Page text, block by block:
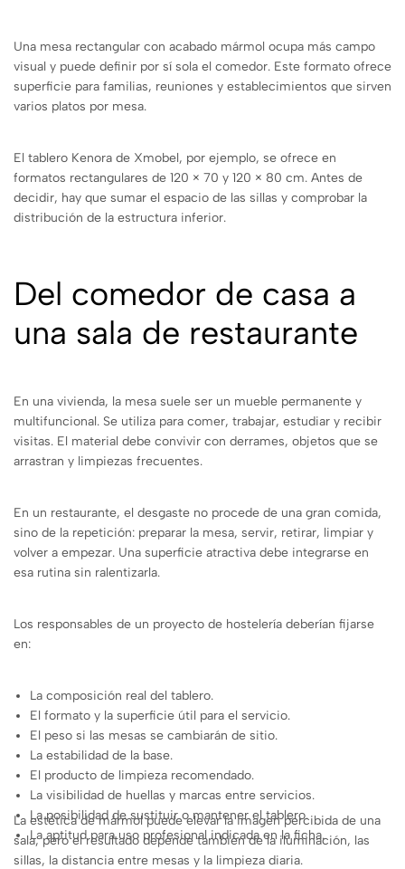
Una mesa rectangular con acabado mármol ocupa más campo
visual y puede definir por sí sola el comedor. Este formato ofrece
superficie para familias, reuniones y establecimientos que sirven
varios platos por mesa.
El tablero Kenora de Xmobel, por ejemplo, se ofrece en
formatos rectangulares de 120 × 70 y 120 × 80 cm. Antes de
decidir, hay que sumar el espacio de las sillas y comprobar la
distribución de la estructura inferior.
Del comedor de casa a
una sala de restaurante
En una vivienda, la mesa suele ser un mueble permanente y
multifuncional. Se utiliza para comer, trabajar, estudiar y recibir
visitas. El material debe convivir con derrames, objetos que se
arrastran y limpiezas frecuentes.
En un restaurante, el desgaste no procede de una gran comida,
sino de la repetición: preparar la mesa, servir, retirar, limpiar y
volver a empezar. Una superficie atractiva debe integrarse en
esa rutina sin ralentizarla.
Los responsables de un proyecto de hostelería deberían fijarse
en:
La composición real del tablero.
El formato y la superficie útil para el servicio.
El peso si las mesas se cambiarán de sitio.
La estabilidad de la base.
El producto de limpieza recomendado.
La visibilidad de huellas y marcas entre servicios.
La posibilidad de sustituir o mantener el tablero.
La aptitud para uso profesional indicada en la ficha.
La estética de mármol puede elevar la imagen percibida de una
sala, pero el resultado depende también de la iluminación, las
sillas, la distancia entre mesas y la limpieza diaria.